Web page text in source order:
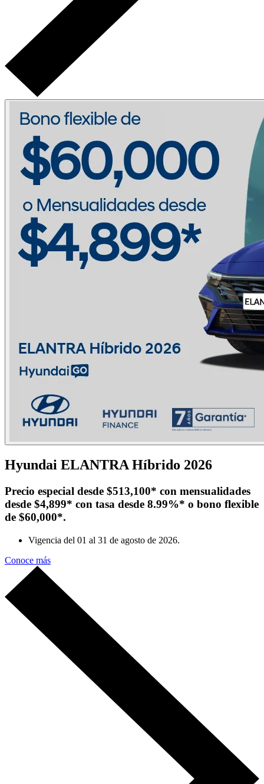
Hyundai ELANTRA Híbrido 2026
Precio especial desde $513,100* con mensualidades
desde $4,899* con tasa desde 8.99%* o bono flexible
de $60,000*.
Vigencia del 01 al 31 de agosto de 2026.
Conoce más